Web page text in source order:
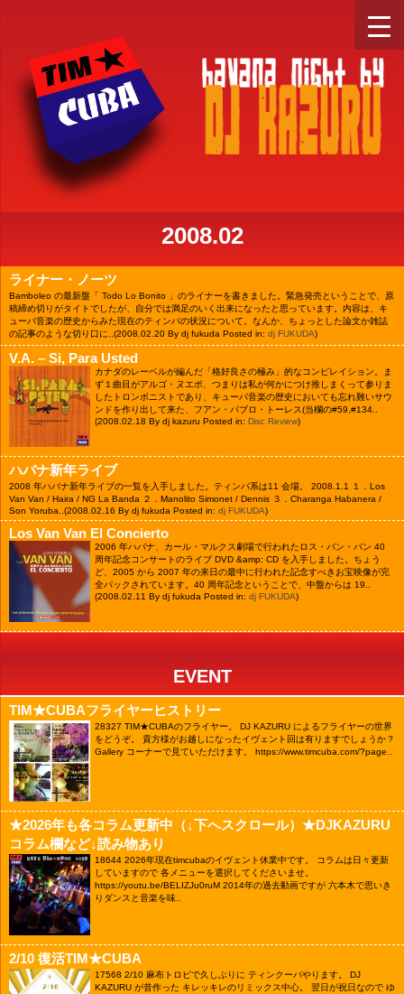
EVENT
TIM★CUBAフライヤーヒストリー
28327 TIM★CUBAのフライヤー。 DJ KAZURU によるフライヤーの世界
をどうぞ。 貴方様がお越しになったイヴェント回は有りますでしょうか？
Gallery コーナーで見ていただけます。 https://www.timcuba.com/?page..
★2026年も各コラム更新中（↓下へスクロール）★DJKAZURU
コラム欄など↓読み物あり
18644 2026年現在timcubaのイヴェント休業中です。 コラムは日々更新
していますので 各メニューを選択してくださいませ。
https://youtu.be/BELIZJu0ruM 2014年の過去動画ですが 六本木で思いき
りダンスと音楽を味..
2/10 復活TIM★CUBA
17568 2/10 麻布トロピで久しぶりに ティンクーバやります。 DJ
KAZURU が昔作った キレッキレのリミックス中心。 翌日が祝日なので ゆ
2008.02
ライナー・ノーツ
Bamboleo の最新盤「 Todo Lo Bonito 」のライナーを書きました。緊急発売ということで、原
稿締め切りがタイトでしたが、自分では満足のいく出来になったと思っています。内容は、キ
ューバ音楽の歴史からみた現在のティンバの状況について。なんか、ちょっとした論文か雑誌
の記事のような切り口に..(2008.02.20 By dj fukuda Posted in: dj FUKUDA)
V.A. – Si, Para Usted
カナダのレーベルが編んだ「格好良さの極み」的なコンピレイション。ま
ず１曲目がアルゴ・ヌエボ、つまりは私が何かにつけ推しまくって参りま
したトロンボニストであり、キューバ音楽の歴史においても忘れ難いサウ
ンドを作り出して来た、フアン・パブロ・トーレス(当欄の#59,#134..
(2008.02.18 By dj kazuru Posted in: Disc Review)
ハバナ新年ライブ
2008 年ハバナ新年ライブの一覧を入手しました。ティンバ系は11 会場。 2008.1.1 １．Los
Van Van / Haira / NG La Banda ２．Manolito Simonet / Dennis ３．Charanga Habanera /
Son Yoruba..(2008.02.16 By dj fukuda Posted in: dj FUKUDA)
Los Van Van El Concierto
2006 年ハバナ、カール・マルクス劇場で行われたロス・バン・バン 40
周年記念コンサートのライブ DVD &amp; CD を入手しました。ちょう
ど、2005 から 2007 年の来日の最中に行われた記念すべきお宝映像が完
全パックされています。40 周年記念ということで、中盤からは 19..
(2008.02.11 By dj fukuda Posted in: dj FUKUDA)